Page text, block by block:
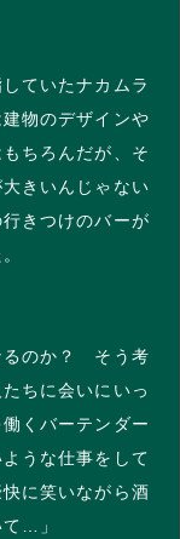
ていたナカムラ
物のデザインや
ちろんだが、そ
きいんじゃない
きつけのバーが
るのか？ そう考
ちに会いにいっ
くバーテンダー
うな仕事をして
に笑いながら酒
…」